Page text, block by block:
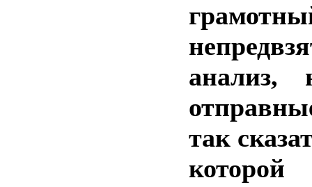
анализ,
так